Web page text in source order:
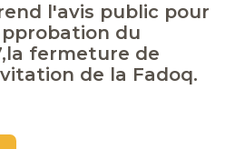
l'avis public pour
du
fermeture de
de la Fadoq.